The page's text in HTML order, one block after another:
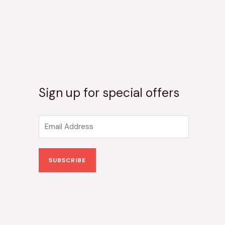
Sign up for special offers
m
a
SUBSCRIBE